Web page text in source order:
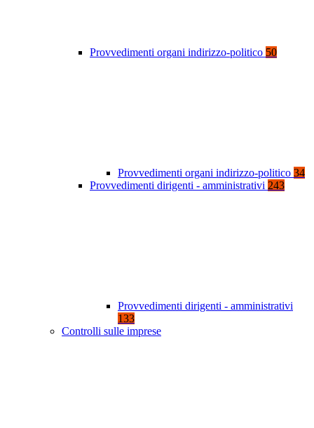
Provvedimenti organi indirizzo-politico 50
Provvedimenti organi indirizzo-politico 34
Provvedimenti dirigenti - amministrativi 243
Provvedimenti dirigenti - amministrativi
133
Controlli sulle imprese